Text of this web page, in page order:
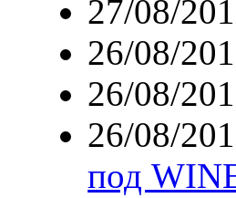
27/08/
26/08/
26/08/
26/08/
под